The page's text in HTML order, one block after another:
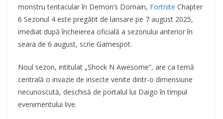
monstru tentacular în Demon’s Domain, Fortnite Chapter
6 Sezonul 4 este pregătit de lansare pe 7 august 2025,
imediat după încheierea oficială a sezonului anterior în
seara de 6 august, scrie Gamespot.
Noul sezon, intitulat „Shock N Awesome”, are ca temă
centrală o invazie de insecte venite dintr-o dimensiune
necunoscută, deschisă de portalul lui Daigo în timpul
evenimentului live.